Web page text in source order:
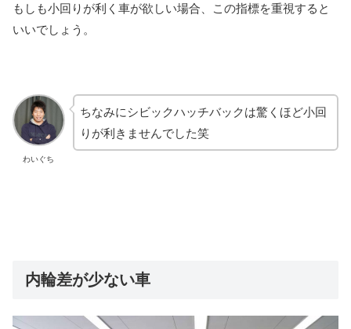
もしも小回りが利く車が欲しい場合、この指標を重視すると
いいでしょう。
わいぐち
ちなみにシビックハッチバックは驚くほど小回
りが利きませんでした笑
内輪差が少ない車